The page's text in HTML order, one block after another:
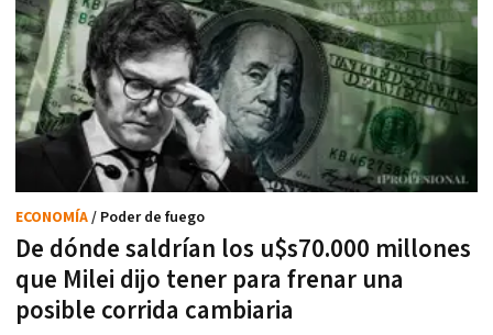
De dónde saldrían los u$s70.000 millones
que Milei dijo tener para frenar una
posible corrida cambiaria
ECONOMÍA/ Poder de fuego